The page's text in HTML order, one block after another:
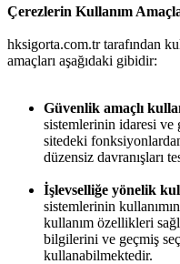
Çerezlerin Kullanım
hksigorta.com.tr tarafından
amaçları aşağıdaki gibidir:
Güvenlik amaçlı
sistemlerinin idaresi ve
sitedeki
düzensiz davranışları
İşlevselliğe yönelik
sistemlerinin
kullanım özellikleri
bilgilerini ve geçmiş
kullanabilmektedir.